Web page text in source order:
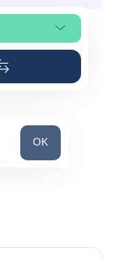
sezione
Cerca un paese
OK